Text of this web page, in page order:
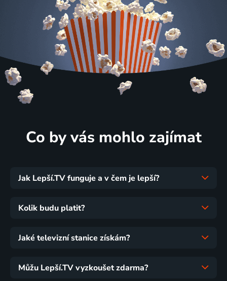
Co by vás mohlo zajímat
Jak Lepší.TV funguje a v čem je lepší?
Kolik budu platit?
Jaké televizní stanice získám?
Můžu Lepší.TV vyzkoušet zdarma?